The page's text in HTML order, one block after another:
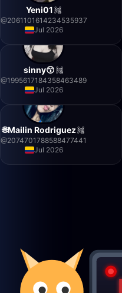
Yeni01
@2061101614234535937
Jul 2026
sinny😙
@1995617184358463489
Jul 2026
🌐Mailin Rodriguez
@2074701788588477441
Jul 2026